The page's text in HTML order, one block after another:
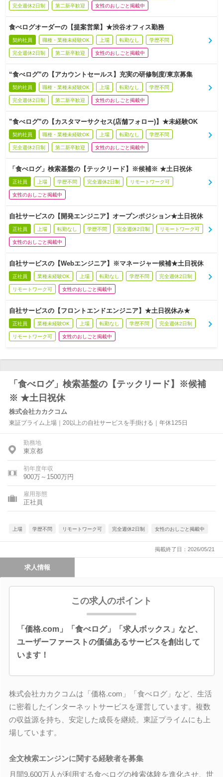
完全週休2日制 第二新卒歓迎 女性のおしごと掲載中
食べログオーダーの【提案営業】★渋谷オフィス勤務
契約社員 職種・業種未経験OK 上場 転勤なし 学歴不問
完全週休2日制 第二新卒歓迎 女性のおしごと掲載中
“食べログ”の【アカウントセールス】充実の研修制度/東京募集
契約社員 職種・業種未経験OK 上場 転勤なし 学歴不問
完全週休2日制 第二新卒歓迎 女性のおしごと掲載中
”食べログ”の【カスタマーサクセス(店舗フォロー)】★未経験OK
契約社員 職種・業種未経験OK 上場 転勤なし 学歴不問
完全週休2日制 第二新卒歓迎 女性のおしごと掲載中
「食べログ」検索基盤の【テックリード】※候補※ ★土日祝休
正社員 上場 学歴不問 完全週休2日制 リモートワーク可
女性のおしごと掲載中
自社サービスの【開発エンジニア】オープンポジション★土日祝休
正社員 上場 転勤なし 学歴不問 完全週休2日制 リモートワーク可
女性のおしごと掲載中
自社サービスの【Webエンジニア】※マネージャー候補★土日祝休
正社員 業種未経験OK 上場 転勤なし 学歴不問 完全週休2日制
リモートワーク可 女性のおしごと掲載中
自社サービスの【フロントエンドエンジニア】★土日祝休み★
正社員 業種未経験OK 上場 転勤なし 学歴不問 完全週休2日制
リモートワーク可 女性のおしごと掲載中
「食べログ」検索基盤の【テックリード】※候補
※ ★土日祝休
株式会社カカクコム
東証プライム上場｜20以上の自社サービスを手掛ける｜年休125日
勤務地
東京都
初年度年収
900万～1500万円
雇用形態
正社員
上場 学歴不問 リモートワーク可 完全週休2日制 女性のおしごと掲載中
掲載終了日：2026/05/21
求人情報
この求人のポイント
「価格.com」「食べログ」「求人ボックス」など、
ユーザーファーストの価値あるサービスを創出して
います！
株式会社カカクコムは「価格.com」「食べログ」など、生活
に密着したインターネットサービスを運営しています。複数
の収益源を持ち、安定した成長を継続。東証プライムにも上
場しています。
全文検索エンジンに関する経験者を募集
月間9,600万人が利用する食べログの検索体験を進化させ、世